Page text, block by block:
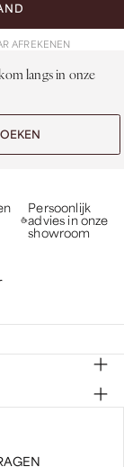
AFREKENEN
langs in onze
Persoonlijk
advies in onze
showroom